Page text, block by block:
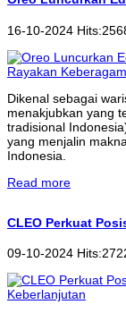
16-10-2024
Dikenal sebagai
menakjubkan yang
tradisional
yang menjalin
Indonesia.
Read more
CLEO Perkuat
09-10-2024